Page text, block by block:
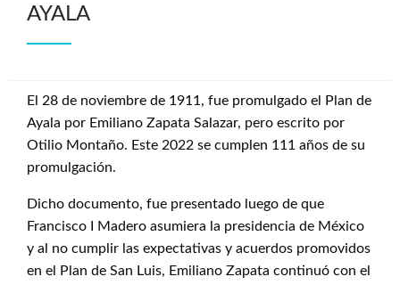
AYALA
El 28 de noviembre de 1911, fue promulgado el Plan de
Ayala por Emiliano Zapata Salazar, pero escrito por
Otilio Montaño. Este 2022 se cumplen 111 años de su
promulgación.
Dicho documento, fue presentado luego de que
Francisco I Madero asumiera la presidencia de México
y al no cumplir las expectativas y acuerdos promovidos
en el Plan de San Luis, Emiliano Zapata continuó con el